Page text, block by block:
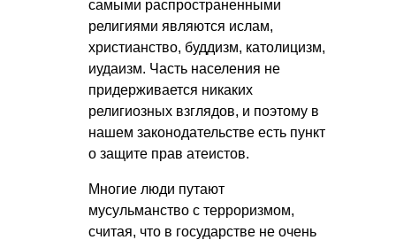
самыми распространенными
религиями являются ислам,
христианство, буддизм, католицизм,
иудаизм. Часть населения не
придерживается никаких
религиозных взглядов, и поэтому в
нашем законодательстве есть пункт
о защите прав атеистов.
Многие люди путают
мусульманство с терроризмом,
считая, что в государстве не очень